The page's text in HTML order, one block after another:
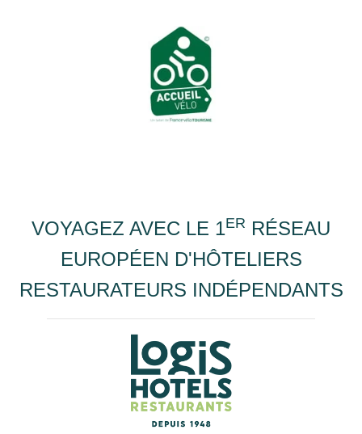
VOYAGEZ AVEC LE 1ER RÉSEAU
EUROPÉEN D'HÔTELIERS
RESTAURATEURS INDÉPENDANTS